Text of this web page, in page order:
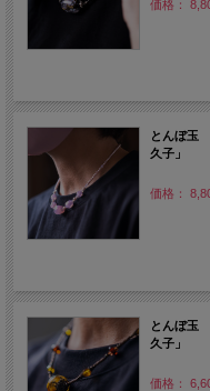
価格：
とんぼ玉
久子」
価格：
とんぼ玉
久子」
価格：